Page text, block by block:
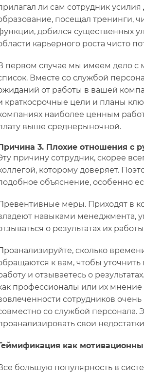
ли сам сотрудник
посещал тренинги,
добился существенных
карьерного роста чисто
первом случае мы имеем дело с
Вместе со службой
от работы в вашей
краткосрочные цели и планы
наиболее ценным
выше среднерыночной.
3. Плохие отношения с
причину сотрудник, скорее
которому доверяет.
объяснение, особенно
меры. Приходят в
навыками менеджмента,
о результатах их
сколько
к вам, чтобы
и отзываетесь о
профессионалы или их мнение
сотрудников
со службой персонала.
свои
как
большую популярность в